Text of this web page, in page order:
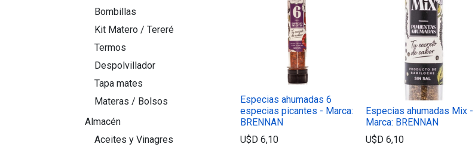
Bombillas
Kit Matero / Tereré
Termos
Despolvillador
Tapa mates
Materas / Bolsos
Almacén
Aceites y Vinagres
Especias ahumadas 6
especias picantes - Marca:
BRENNAN
U$D 6,10
Especias ahumadas Mix -
Marca: BRENNAN
U$D 6,10